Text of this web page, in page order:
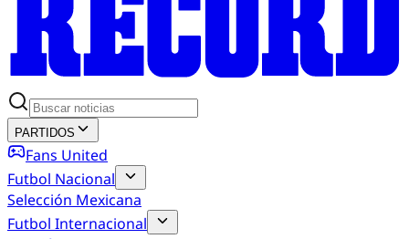
PARTIDOS
Fans United
Futbol Nacional
Selección Mexicana
Futbol Internacional